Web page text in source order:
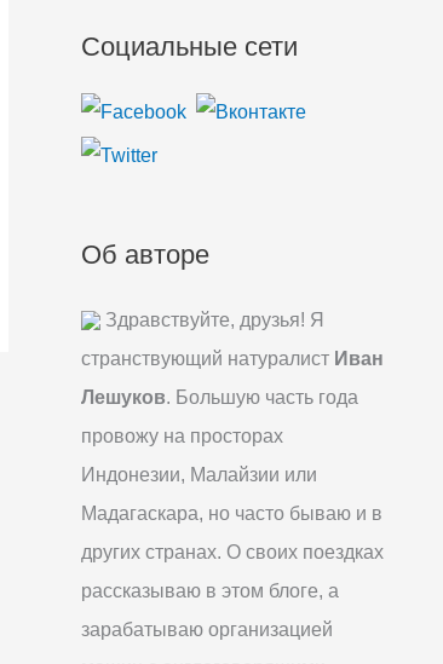
с
к
Социальные сети
Об авторе
Здравствуйте, друзья! Я
странствующий натуралист Иван
Лешуков. Большую часть года
провожу на просторах
Индонезии, Малайзии или
Мадагаскара, но часто бываю и в
других странах. О своих поездках
рассказываю в этом блоге, а
зарабатываю организацией